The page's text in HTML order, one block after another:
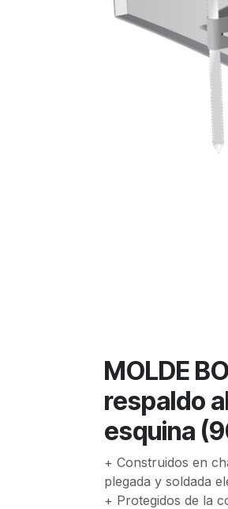
MOLDE
respaldo
esquina
+ Construidos en
plegada y soldada
+ Protegidos de la